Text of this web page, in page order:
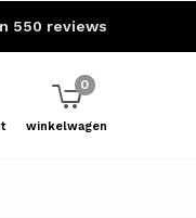
winkelwagen
0
550 reviews